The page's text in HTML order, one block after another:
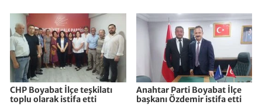
CHP Boyabat İlçe teşkilatı
toplu olarak istifa etti
Anahtar Parti Boyabat İlçe
başkanı Özdemir istifa etti